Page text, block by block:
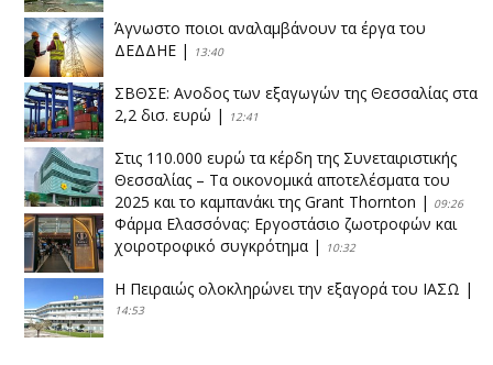
Άγνωστο ποιοι αναλαμβάνουν τα έργα του
ΔΕΔΔΗΕ | 13:40
ΣΒΘΣΕ: Aνοδος των εξαγωγών της Θεσσαλίας στα
2,2 δισ. ευρώ | 12:41
Στις 110.000 ευρώ τα κέρδη της Συνεταιριστικής
Θεσσαλίας – Τα οικονομικά αποτελέσματα του
2025 και το καμπανάκι της Grant Thornton | 09:26
Φάρμα Ελασσόνας: Εργοστάσιο ζωοτροφών και
χοιροτροφικό συγκρότημα | 10:32
Η Πειραιώς ολοκληρώνει την εξαγορά του ΙΑΣΩ |
14:53